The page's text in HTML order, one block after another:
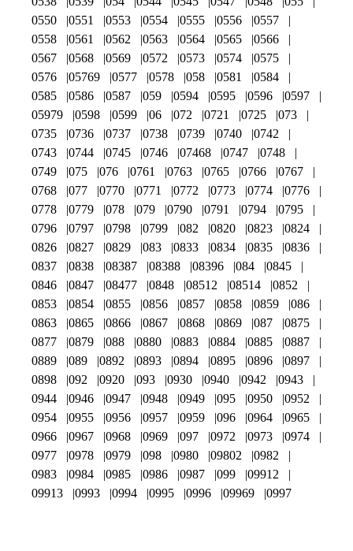
0550
0551 0553 0554 0555 0556
0557
0558
0561 0562 0563 0564 0565
0566
0567
0568 0569 0572 0573 0574
0575
0576
05769 0577 0578 058 0581
0584
0585
0586 0587 059 0594 0595 0596
0597
05979
0598 0599 06 072 0721 0725
073
0735
0736 0737 0738 0739 0740
0742
0743
0744 0745 0746 07468 0747
0748
0749
075 076 0761 0763 0765 0766
0767
0768
077 0770 0771 0772 0773 0774
0776
0778
0779 078 079 0790 0791 0794
0795
0796
0797 0798 0799 082 0820 0823
0824
0826
0827 0829 083 0833 0834 0835
0836
0837
0838 08387 08388 08396 084
0845
0846
0847 08477 0848 08512 08514
0852
0853
0854 0855 0856 0857 0858 0859
086
0863
0865 0866 0867 0868 0869 087
0875
0877
0879 088 0880 0883 0884 0885
0887
0889
089 0892 0893 0894 0895 0896
0897
0898
092 0920 093 0930 0940 0942
0943
0944
0946 0947 0948 0949 095 0950
0952
0954
0955 0956 0957 0959 096 0964
0965
0966
0967 0968 0969 097 0972 0973
0974
0977
0978 0979 098 0980 09802
0982
0983
0984 0985 0986 0987 099
09912
09913
0993 0994 0995 0996 09969 0997